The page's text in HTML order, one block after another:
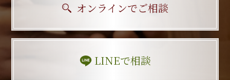
オンラインでご相談
LINEで相談